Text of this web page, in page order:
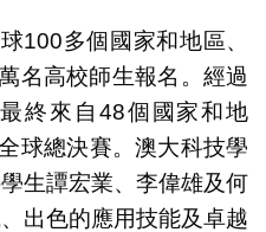
100多個國家和地區、
名高校師生報名。經過
終來自48個國家和地
球總決賽。澳大科技學
生譚宏業、李偉雄及何
出色的應用技能及卓越